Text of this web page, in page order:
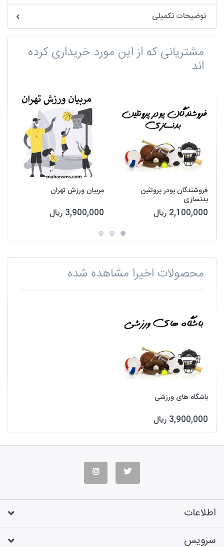
توضیحات تکمیلی
مشتریانی که از این مورد خریداری کرده
اند
فروشندگان پودر پروتئین
بدنسازی
2,100,000 ریال
مربیان ورزش تهران
3,900,000 ریال
محصولات اخیرا مشاهده شده
باشگاه های ورزشی
3,900,000 ریال
اطلاعات
سرویس